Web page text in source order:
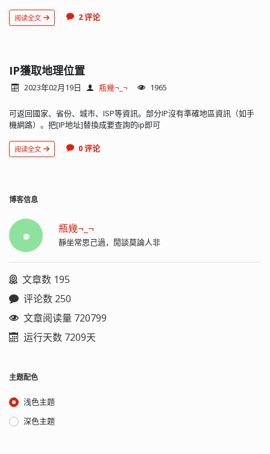
阅读全文 2 评论
IP獲取地理位置
2023年02月19日 瓶幾¬_¬ 1965
可返回國家、省份、城市、ISP等資訊。部分IP沒有準確地區資訊（如手
機網路）。把[IP地址]替換成要查詢的ip即可
阅读全文 0 评论
博客信息
๑ 瓶幾¬_¬
靜坐常思己過，閒談莫論人非
文章数 195
评论数 250
文章阅读量 720799
运行天数 7209天
主题配色
浅色主题
深色主题